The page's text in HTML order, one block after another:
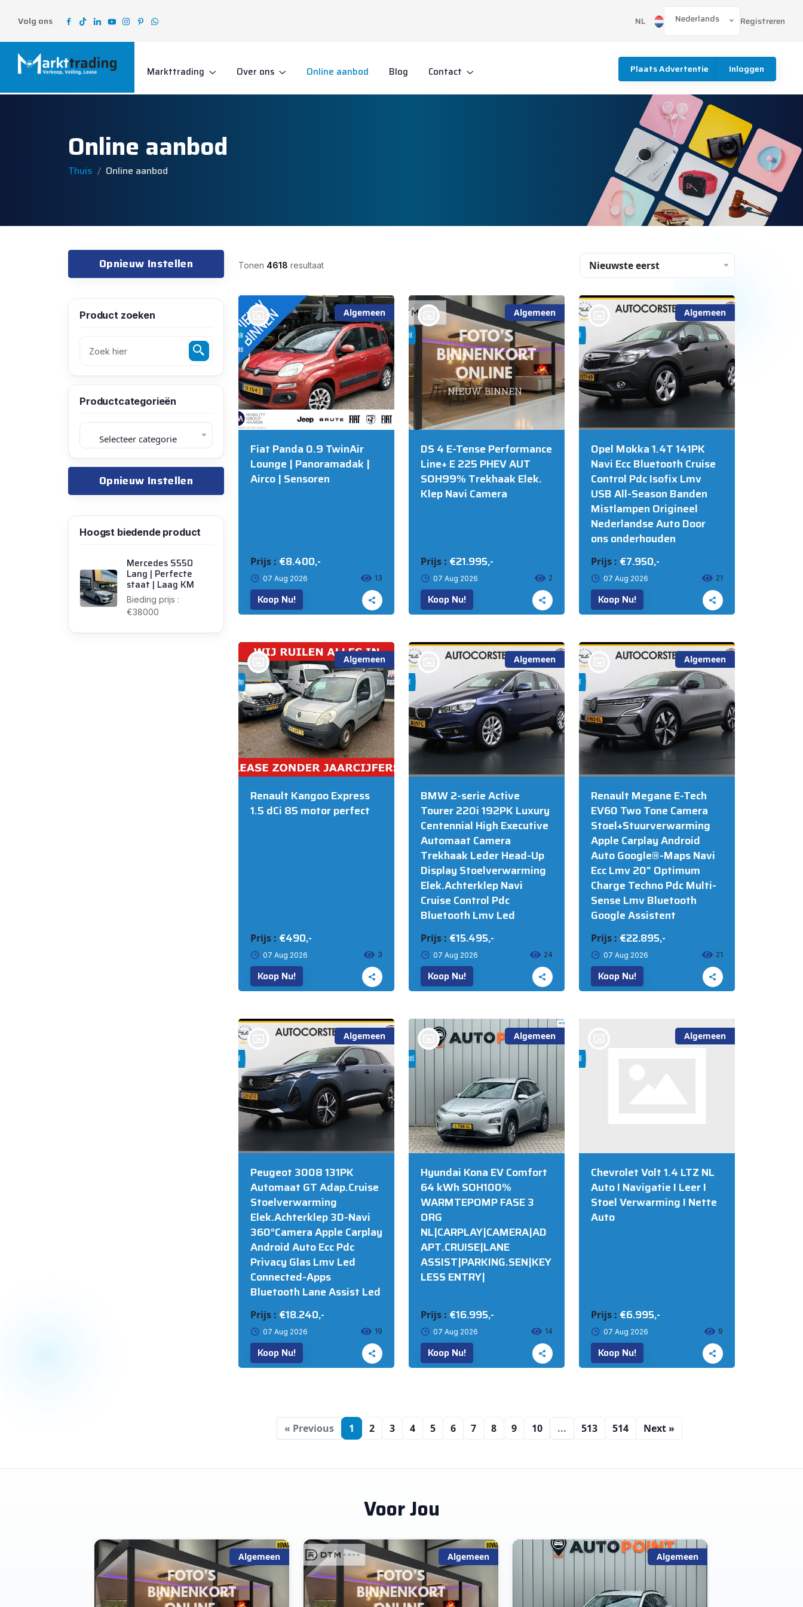
Volg ons NL Nederlands Registreren
Markttrading Over ons Online aanbod Blog Contact Plaats Advertentie Inloggen
Online aanbod
Thuis Online aanbod
Opnieuw Instellen
Product zoeken
Productcategorieën
Selecteer categorie
Opnieuw Instellen
Hoogst biedende product
Mercedes S550
Lang | Perfecte
staat | Laag KM
Bieding prijs :
€38000
Tonen 4618 resultaat Nieuwste eerst
Algemeen
bij @Mobility Group Haaker
Heemstede B.V. Heemstede
Fiat Panda 0.9 TwinAir
Lounge | Panoramadak |
Airco | Sensoren
Prijs : €8.400,-
07 Aug 2026 13
Koop Nu!
Algemeen
bij @R&S Automotive B.V.
DS 4 E-Tense Performance
Line+ E 225 PHEV AUT
SOH99% Trekhaak Elek.
Klep Navi Camera
Prijs : €21.995,-
07 Aug 2026 2
Koop Nu!
Algemeen
bij @Auto Corsten BV
Opel Mokka 1.4T 141PK
Navi Ecc Bluetooth Cruise
Control Pdc Isofix Lmv
USB All-Season Banden
Mistlampen Origineel
Nederlandse Auto Door
ons onderhouden
Prijs : €7.950,-
07 Aug 2026 21
Koop Nu!
Algemeen
bij @van Dun Bedrijfswagens
BERGSCHENHOEK
Renault Kangoo Express
1.5 dCi 85 motor perfect
Prijs : €490,-
07 Aug 2026 3
Koop Nu!
Algemeen
bij @Auto Corsten BV
BMW 2-serie Active
Tourer 220i 192PK Luxury
Centennial High Executive
Automaat Camera
Trekhaak Leder Head-Up
Display Stoelverwarming
Elek.Achterklep Navi
Cruise Control Pdc
Bluetooth Lmv Led
Prijs : €15.495,-
07 Aug 2026 24
Koop Nu!
Algemeen
bij @Auto Corsten BV
Renault Megane E-Tech
EV60 Two Tone Camera
Stoel+Stuurverwarming
Apple Carplay Android
Auto Google®-Maps Navi
Ecc Lmv 20" Optimum
Charge Techno Pdc Multi-
Sense Lmv Bluetooth
Google Assistent
Prijs : €22.895,-
07 Aug 2026 21
Koop Nu!
Algemeen
bij @Auto Corsten BV
Peugeot 3008 131PK
Automaat GT Adap.Cruise
Stoelverwarming
Elek.Achterklep 3D-Navi
360°Camera Apple Carplay
Android Auto Ecc Pdc
Privacy Glas Lmv Led
Connected-Apps
Bluetooth Lane Assist Led
Prijs : €18.240,-
07 Aug 2026 19
Koop Nu!
Algemeen
bij @Autopoint Dordrecht B.V.
Hyundai Kona EV Comfort
64 kWh SOH100%
WARMTEPOMP FASE 3
ORG
NL|CARPLAY|CAMERA|AD
APT.CRUISE|LANE
ASSIST|PARKING.SEN|KEY
LESS ENTRY|
Prijs : €16.995,-
07 Aug 2026 14
Koop Nu!
Algemeen
bij @Automall WENUM
Chevrolet Volt 1.4 LTZ NL
Auto I Navigatie I Leer I
Stoel Verwarming I Nette
Auto
Prijs : €6.995,-
07 Aug 2026 9
Koop Nu!
« Previous 1 2 3 4 5 6 7 8 9 10 ... 513 514 Next »
Voor Jou
Algemeen Algemeen Algemeen